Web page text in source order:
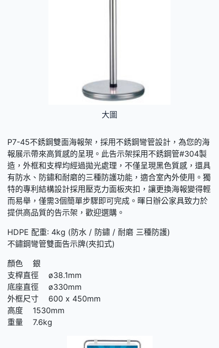
大圖
P7-45不銹鋼雙面海報架，採用不銹鋼彎管設計，為您的海
報展示帶來高質感的呈現。此告示架採用不銹鋼管#304製
造，外框和支桿均經過拋光處理，不僅呈現黑色質感，還具
有防水、防鏽和耐磨的三種防護功能，適合室內外使用。獨
特的專利結構設計採用壓克力面板夾扣，讓更換海報變得輕
而易舉，僅需3個簡單步驟即可完成。暉日辦公家具致力於
提供高品質的告示架，歡迎選購。
HDPE 配重: 4kg (防水 / 防鏽 / 耐磨 三種防護)
不鏽鋼彎管雙面告示牌(夾扣式)
顏色 銀
支桿直徑 ø38.1mm
底座直徑 ø330mm
外框尺寸 600 x 450mm
高度 1530mm
重量 7.6kg